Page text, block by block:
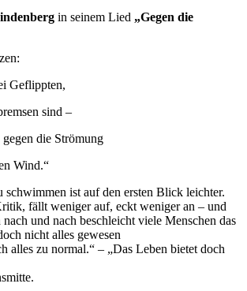
in seinem Lied „Gegen die
Geflippten,
sind –
die Strömung
Wind.“
schwimmen ist auf den ersten Blick leichter.
fällt weniger auf, eckt weniger an – und
und nach beschleicht viele Menschen das
nicht alles gewesen
alles zu normal.“ – „Das Leben bietet doch